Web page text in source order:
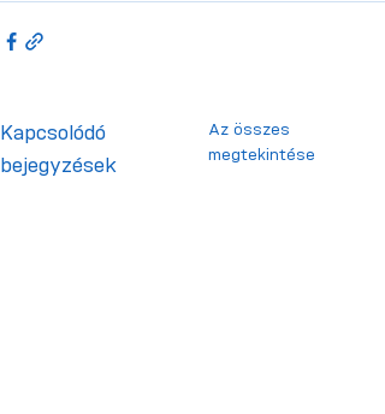
Kapcsolódó
bejegyzések
Az összes
megtekintése